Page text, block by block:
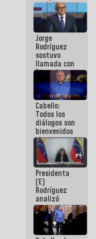
medalla
"Héroe de
Venezuela"
a servidores
públicos
Jorge
Rodríguez
sostuvo
llamada con
Dinorah
Figuera y
acuerdan
primer
encuentro
presencial
para el
diálogo
Cabello:
Todos los
diálogos son
bienvenidos
siempre que
estén en el
marco de la
Constitución
de la
República
Presidenta
(E)
Rodríguez
analizó
junto a
gobernadores
planes de
recuperación